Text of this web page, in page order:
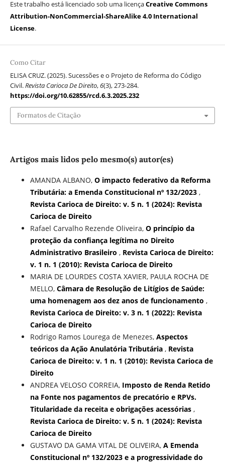
Este trabalho está licenciado sob uma licençaCreative Commons
Attribution-NonCommercial-ShareAlike 4.0 International
License.
Como Citar
ELISA CRUZ. (2025). Sucessões e o Projeto de Reforma do Código
Civil.Revista Carioca De Direito,6(3), 273-284.
https://doi.org/10.62855/rcd.6.3.2025.232
Formatos de Citação
Artigos mais lidos pelo mesmo(s) autor(es)
AMANDA ALBANO, O impacto federativo da Reforma
Tributária: a Emenda Constitucional nº 132/2023 ,
Revista Carioca de Direito: v. 5 n. 1 (2024): Revista
Carioca de Direito
Rafael Carvalho Rezende Oliveira, O princípio da
proteção da confiança legítima no Direito
Administrativo Brasileiro , Revista Carioca de Direito:
v. 1 n. 1 (2010): Revista Carioca de Direito
MARIA DE LOURDES COSTA XAVIER, PAULA ROCHA DE
MELLO, Câmara de Resolução de Litígios de Saúde:
uma homenagem aos dez anos de funcionamento ,
Revista Carioca de Direito: v. 3 n. 1 (2022): Revista
Carioca de Direito
Rodrigo Ramos Lourega de Menezes, Aspectos
teóricos da Ação Anulatória Tributária , Revista
Carioca de Direito: v. 1 n. 1 (2010): Revista Carioca de
Direito
ANDREA VELOSO CORREIA, Imposto de Renda Retido
na Fonte nos pagamentos de precatório e RPVs.
Titularidade da receita e obrigações acessórias ,
Revista Carioca de Direito: v. 5 n. 1 (2024): Revista
Carioca de Direito
GUSTAVO DA GAMA VITAL DE OLIVEIRA, A Emenda
Constitucional nº 132/2023 e a progressividade do